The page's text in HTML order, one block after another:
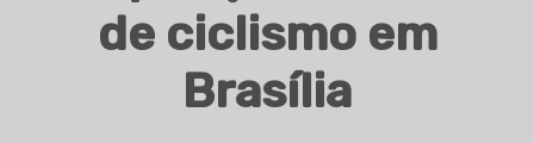
de ciclismo em
Brasília